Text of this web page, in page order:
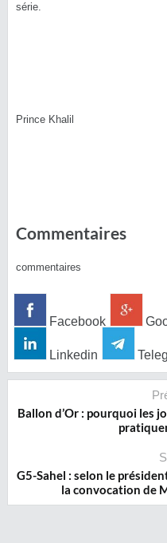
série.
Prince Khalil
Commentaires
commentaires
Facebook
Linkedin
Ballon d’Or : pourquoi les
G5-Sahel : selon le
la convocation de